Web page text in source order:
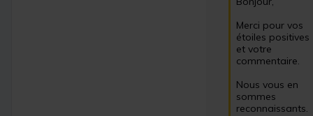
Merci pour vos
étoiles positives
et votre
commentaire.
Nous vous en
sommes
reconnaissants.